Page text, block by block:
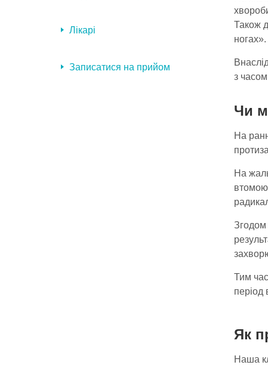
Також
ногах».
з
Чи
На
На
втомою
Згодом
Тим
період
Як
Наша
Лікарі
Записатися на прийом